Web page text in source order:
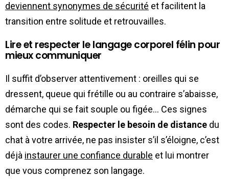
deviennent synonymes de sécurité et facilitent la
transition entre solitude et retrouvailles.
Lire et respecter le langage corporel félin pour
mieux communiquer
Il suffit d’observer attentivement : oreilles qui se
dressent, queue qui frétille ou au contraire s’abaisse,
démarche qui se fait souple ou figée… Ces signes
sont des codes. Respecter le besoin de distance du
chat à votre arrivée, ne pas insister s’il s’éloigne, c’est
déjà instaurer une confiance durable et lui montrer
que vous comprenez son langage.